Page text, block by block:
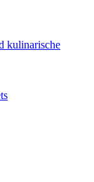
kulinarische